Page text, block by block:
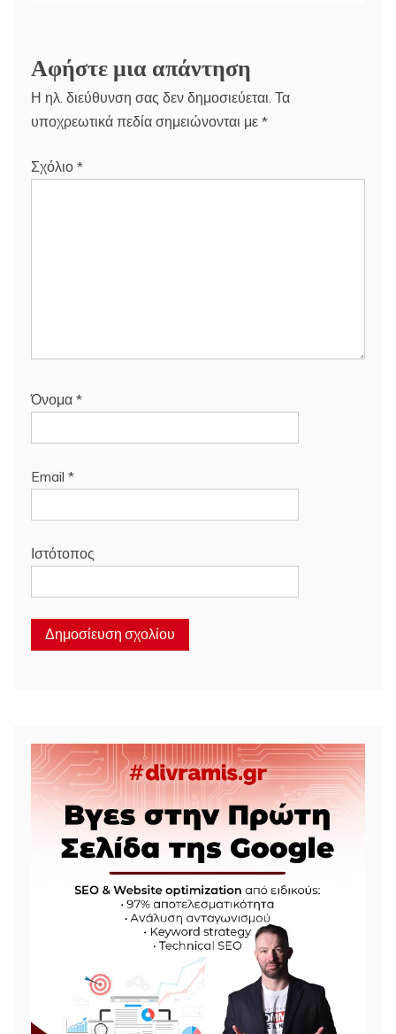
Αφήστε μια απάντηση
Η ηλ. διεύθυνση σας δεν δημοσιεύεται. Τα
υποχρεωτικά πεδία σημειώνονται με *
Σχόλιο *
Όνομα *
Email *
Ιστότοπος